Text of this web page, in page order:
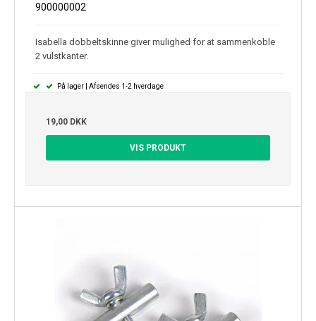
900000002
Isabella dobbeltskinne giver mulighed for at sammenkoble
2 vulstkanter.
På lager | Afsendes 1-2 hverdage
19,00 DKK
VIS PRODUKT